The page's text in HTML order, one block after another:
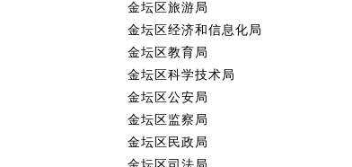
金坛区旅游局
金坛区经济和信息化局
金坛区教育局
金坛区科学技术局
金坛区公安局
金坛区监察局
金坛区民政局